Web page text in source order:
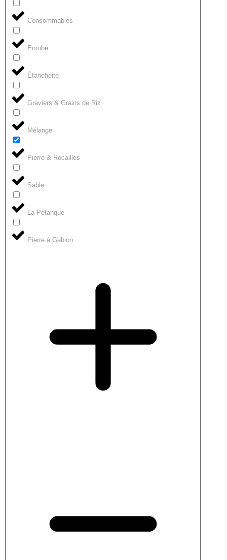
Consommables
Enrobé
Étanchéité
Graviers & Grains de Riz
Mélange
Pierre & Rocailles
Sable
La Pétanque
Pierre à Gabion